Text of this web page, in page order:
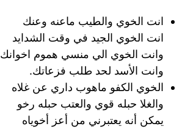
انت الخوي والطيب ماعنه وعنك
انت الخوي الجيد في وقت الشدايد
وانت الخوي الي منسي هموم اخوانك
وانت الأسد لحد طلب فزعاتك.
الخوي الكفو ماهوب داري عن غلاه
والغلا حبله قوي والعتب حبله رخو
يمكن أنه يعتبرني من أعز أخوياه